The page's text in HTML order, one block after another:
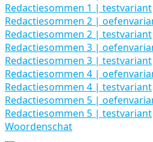
Redactiesommen 1 | testvariant
Redactiesommen 2 |
Redactiesommen 2 | testvariant
Redactiesommen 3 |
Redactiesommen 3 | testvariant
Redactiesommen 4 |
Redactiesommen 4 | testvariant
Redactiesommen 5 |
Redactiesommen 5 | testvariant
Woordenschat